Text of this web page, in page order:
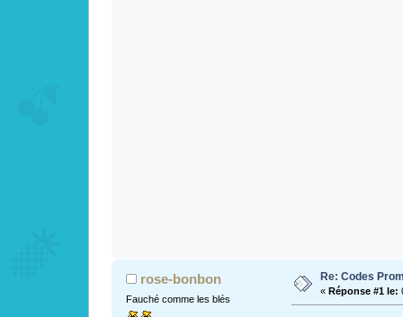
rose-bonbon
Fauché comme les blés
Re: Codes
« Réponse #1 le: